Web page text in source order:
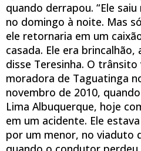
quando derrapou. “Ele
no domingo à noite. Mas
ele retornaria em um
casada. Ele era brincalhão,
disse Teresinha. O
moradora de Taguatinga
novembro de 2010,
Lima Albuquerque, hoje
em um acidente. Ele
por um menor, no viaduto